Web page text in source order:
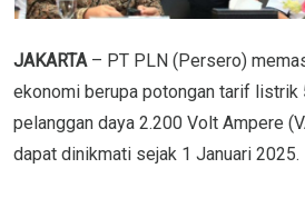
JAKARTA– PT PLN (Persero)
ekonomi berupa potongan tarif listrik
pelanggan daya 2.200 Volt Ampere
dapat dinikmati sejak 1 Januari 2025.